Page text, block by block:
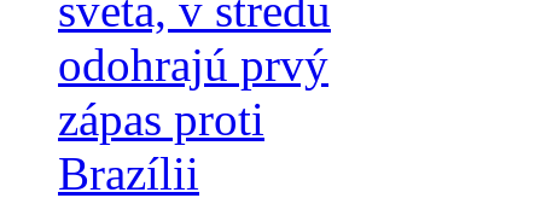
odohrajú prvý
zápas proti
Brazílii